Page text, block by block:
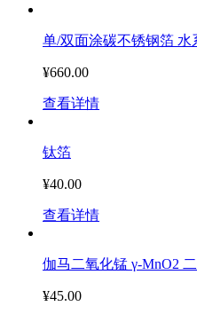
单/双面涂碳不锈钢箔 水
¥660.00
查看详情
钛箔
¥40.00
查看详情
伽马二氧化锰 γ-MnO2
¥45.00